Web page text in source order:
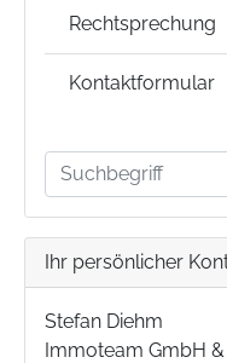
Rechtsprechung
Kontaktformular
Ihr persönlicher
Stefan Diehm
Immoteam GmbH &